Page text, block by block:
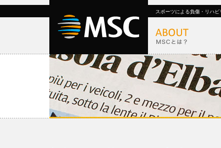
スポーツによる負傷・リハ